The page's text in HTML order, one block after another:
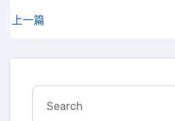
上一篇